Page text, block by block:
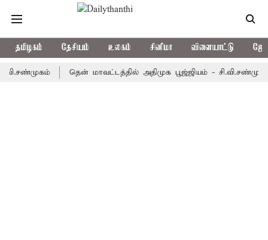
தமிழகம் தேசியம் உலகம் சினிமா விளையாட்டு
தென் மாவட்டத்தில் அதிமுக பூஜ்ஜியம் - சி.வி.சண்முகம்